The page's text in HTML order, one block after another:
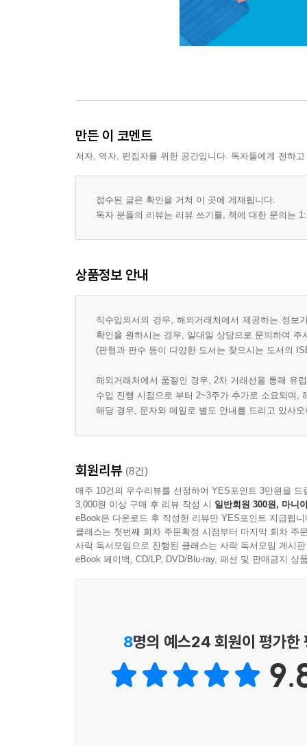
만든 이 코멘트
저자, 역자, 편집자를 위한 공간입니다. 독자들에게 전하
접수된 글은 확인을 거쳐 이 곳에 게재됩니다.
독자 분들의 리뷰는 리뷰 쓰기를, 책에 대한 문의는
상품정보 안내
직수입외서의 경우, 해외거래처에서 제공하는 정
확인을 원하시는 경우, 일대일 상담으로 문의하여 주
(판형과 판수 등이 다양한 도서는 찾으시는 도서의
해외거래처에서 품절인 경우, 2차 거래선을 통해 유
수입 진행 시점으로 부터 2~3주가 추가로 소요되며,
해당 경우, 문자와 메일로 별도 안내를 드리고 있사
회원리뷰 (8건)
매주 10건의 우수리뷰를 선정하여 YES포인트 3만원을 드
3,000원 이상 구매 후 리뷰 작성 시 일반회원 300원, 마니
eBook은 다운로드 후 작성한 리뷰만 YES포인트 지급됩니
클래스는 첫번째 회차 주문확정 시점부터 마지막 회차 주
사락 독서모임으로 진행된 클래스는 사락 독서모임 게시
eBook 페이백, CD/LP, DVD/Blu-ray, 패션 및 판매금지 상
8명의 예스24 회원이 평가한